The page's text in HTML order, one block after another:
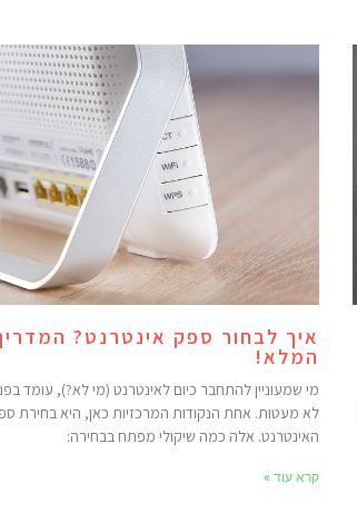
איך לבחור ספק אינטרנט?
המלא!
מי שמעוניין להתחבר כיום לאינטרנט (מי לא?), עומד
לא מעטות. אחת הנקודות המרכזיות כאן, היא בחירת
האינטרנט. אלה כמה שיקולי מפתח בבחירה:
קרא עוד »